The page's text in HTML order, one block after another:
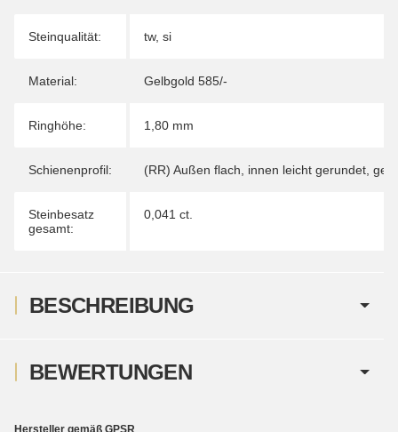
Steinqualität: tw, si
Material: Gelbgold 585/-
Ringhöhe: 1,80 mm
Schienenprofil: (RR) Außen flach, innen leicht gerundet,
Steinbesatz
gesamt:
0,041 ct.
BESCHREIBUNG
BEWERTUNGEN
Hersteller gemäß GPSR